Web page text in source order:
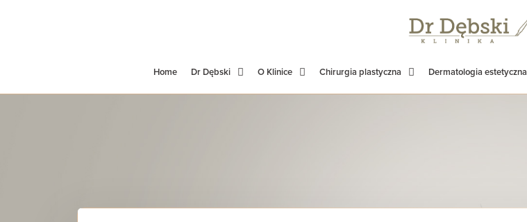
Home Dr Dębski O Klinice Chirurgia plastyczna Dermatologia estetyczna